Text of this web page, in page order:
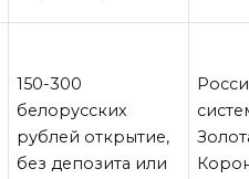
150-300
белорусских
рублей открытие,
без депозита или